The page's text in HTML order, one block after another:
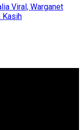
Viral, Warganet
Kasih